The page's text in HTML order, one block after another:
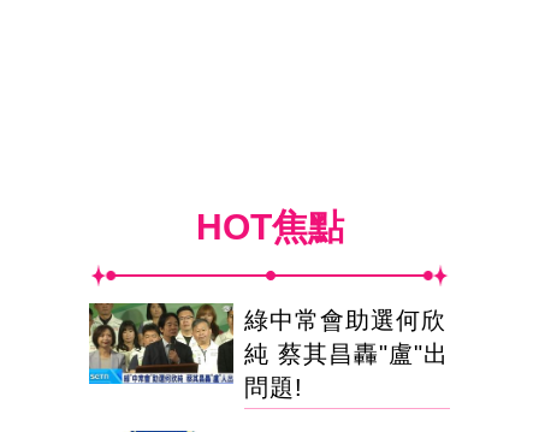
HOT焦點
綠中常會助選何欣
純 蔡其昌轟"盧"出
問題!